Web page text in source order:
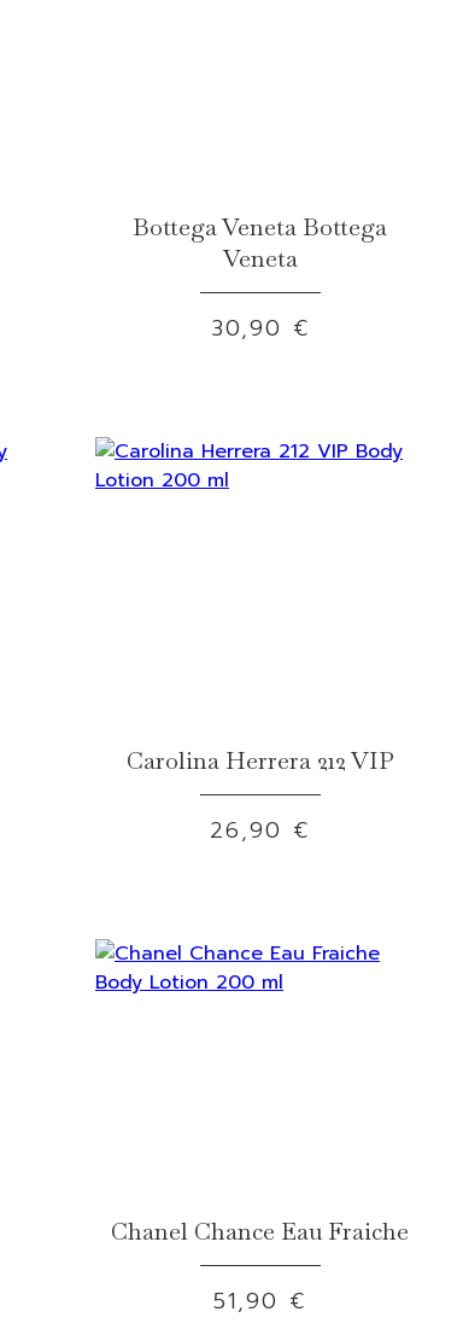
Bottega Veneta Bottega
Veneta
30,90 €
Carolina Herrera 212 VIP
26,90 €
Chanel Chance Eau Fraiche
51,90 €